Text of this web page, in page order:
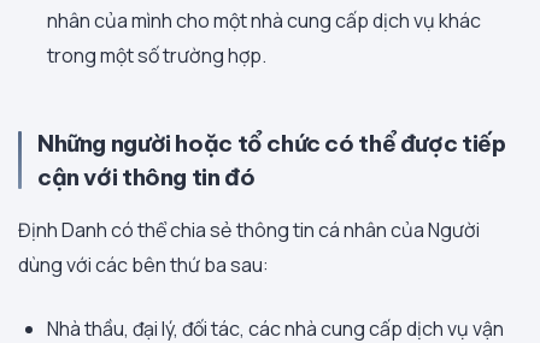
nhân của mình cho một nhà cung cấp dịch vụ khác
trong một số trường hợp.
Những người hoặc tổ chức có thể được tiếp
cận với thông tin đó
Định Danh có thể chia sẻ thông tin cá nhân của Người
dùng với các bên thứ ba sau:
Nhà thầu, đại lý, đối tác, các nhà cung cấp dịch vụ vận